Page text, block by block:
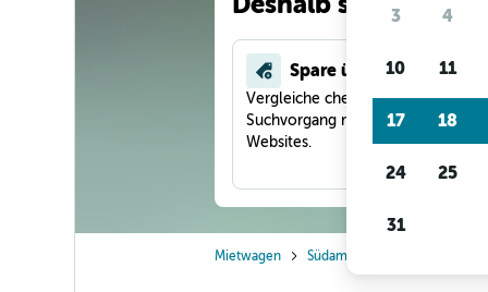
Spare über 40 %
Vergleiche checkfelix in einem
Suchvorgang mit anderen Reise-
Websites.
Mietwagen Südamerika
3 4
10 11
17 18
24 25
31